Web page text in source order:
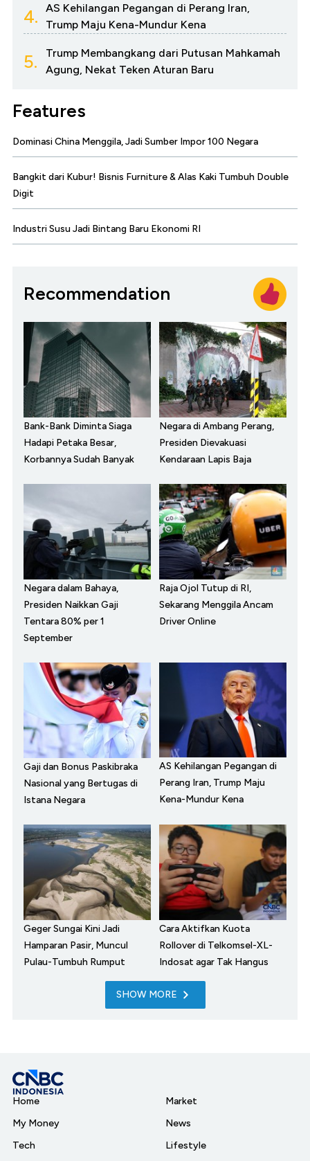
4.
AS Kehilangan Pegangan di Perang Iran,
Trump Maju Kena-Mundur Kena
5.
Trump Membangkang dari Putusan Mahkamah
Agung, Nekat Teken Aturan Baru
Features
Dominasi China Menggila, Jadi Sumber Impor 100 Negara
Bangkit dari Kubur! Bisnis Furniture & Alas Kaki Tumbuh Double
Digit
Industri Susu Jadi Bintang Baru Ekonomi RI
Recommendation
Bank-Bank Diminta Siaga
Hadapi Petaka Besar,
Korbannya Sudah Banyak
Negara di Ambang Perang,
Presiden Dievakuasi
Kendaraan Lapis Baja
Negara dalam Bahaya,
Presiden Naikkan Gaji
Tentara 80% per 1
September
Raja Ojol Tutup di RI,
Sekarang Menggila Ancam
Driver Online
Gaji dan Bonus Paskibraka
Nasional yang Bertugas di
Istana Negara
AS Kehilangan Pegangan di
Perang Iran, Trump Maju
Kena-Mundur Kena
Geger Sungai Kini Jadi
Hamparan Pasir, Muncul
Pulau-Tumbuh Rumput
Cara Aktifkan Kuota
Rollover di Telkomsel-XL-
Indosat agar Tak Hangus
SHOW MORE
Home
My Money
Tech
Market
News
Lifestyle